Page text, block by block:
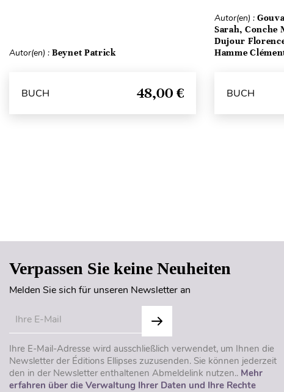
Autor(en) : Beynet Patrick
BUCH 48,00 €
Autor(en) :
Sarah, Conche
Dujour
Hamme
BUCH
Verpassen Sie keine Neuheiten
Melden Sie sich für unseren Newsletter an
Ihre E-Mail-Adresse wird ausschließlich verwendet, um Ihnen die
Newsletter der Éditions Ellipses zuzusenden. Sie können jederzeit
den in der Newsletter enthaltenen Abmeldelink nutzen.. Mehr
erfahren über die Verwaltung Ihrer Daten und Ihre Rechte